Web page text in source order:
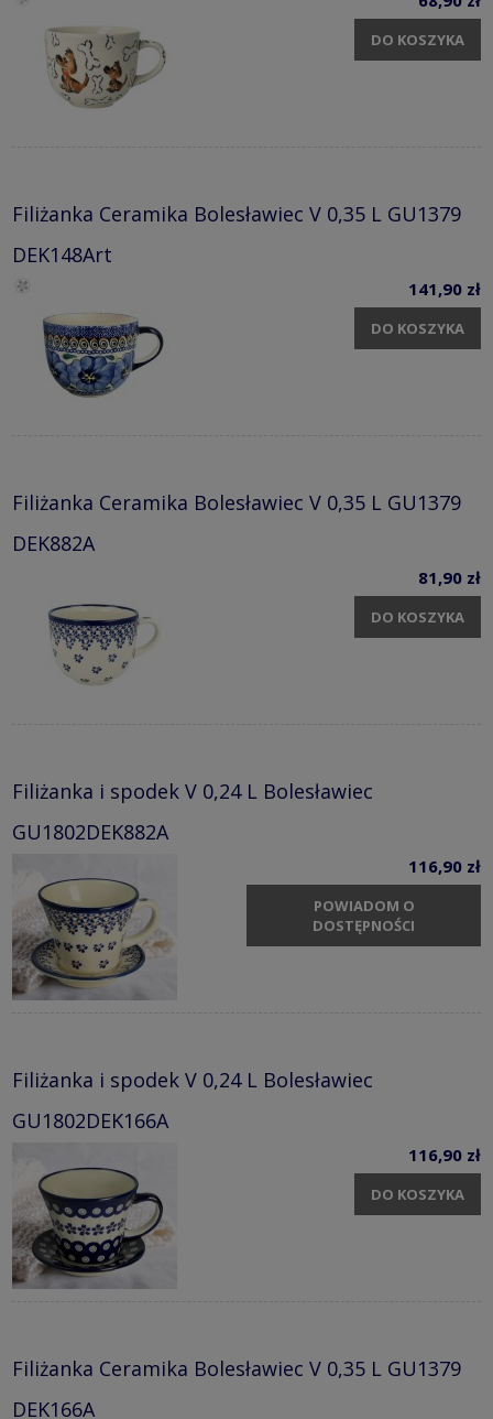
DO KOSZYKA
Filiżanka Ceramika Bolesławiec V 0,35 L GU1379
DEK148Art
141,90 zł
DO KOSZYKA
Filiżanka Ceramika Bolesławiec V 0,35 L GU1379
DEK882A
81,90 zł
DO KOSZYKA
Filiżanka i spodek V 0,24 L Bolesławiec
GU1802DEK882A
116,90 zł
POWIADOM O
DOSTĘPNOŚCI
Filiżanka i spodek V 0,24 L Bolesławiec
GU1802DEK166A
116,90 zł
DO KOSZYKA
Filiżanka Ceramika Bolesławiec V 0,35 L GU1379
DEK166A